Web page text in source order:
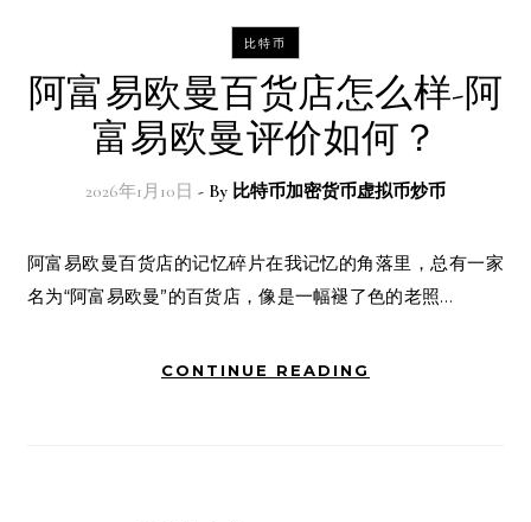
比特币
阿富易欧曼百货店怎么样-阿
富易欧曼评价如何？
2026年1月10日 - By 比特币加密货币虚拟币炒币
阿富易欧曼百货店的记忆碎片在我记忆的角落里，总有一家
名为“阿富易欧曼”的百货店，像是一幅褪了色的老照…
CONTINUE READING